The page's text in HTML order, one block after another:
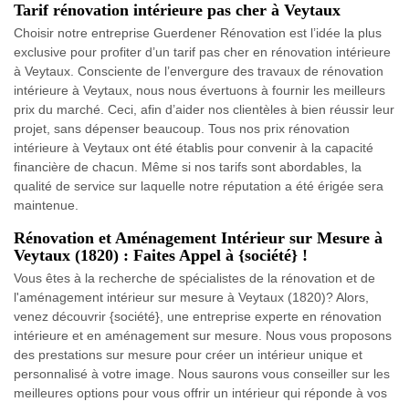
Tarif rénovation intérieure pas cher à Veytaux
Choisir notre entreprise Guerdener Rénovation est l’idée la plus
exclusive pour profiter d’un tarif pas cher en rénovation intérieure
à Veytaux. Consciente de l’envergure des travaux de rénovation
intérieure à Veytaux, nous nous évertuons à fournir les meilleurs
prix du marché. Ceci, afin d’aider nos clientèles à bien réussir leur
projet, sans dépenser beaucoup. Tous nos prix rénovation
intérieure à Veytaux ont été établis pour convenir à la capacité
financière de chacun. Même si nos tarifs sont abordables, la
qualité de service sur laquelle notre réputation a été érigée sera
maintenue.
Rénovation et Aménagement Intérieur sur Mesure à
Veytaux (1820) : Faites Appel à {société} !
Vous êtes à la recherche de spécialistes de la rénovation et de
l'aménagement intérieur sur mesure à Veytaux (1820)? Alors,
venez découvrir {société}, une entreprise experte en rénovation
intérieure et en aménagement sur mesure. Nous vous proposons
des prestations sur mesure pour créer un intérieur unique et
personnalisé à votre image. Nous saurons vous conseiller sur les
meilleures options pour vous offrir un intérieur qui réponde à vos